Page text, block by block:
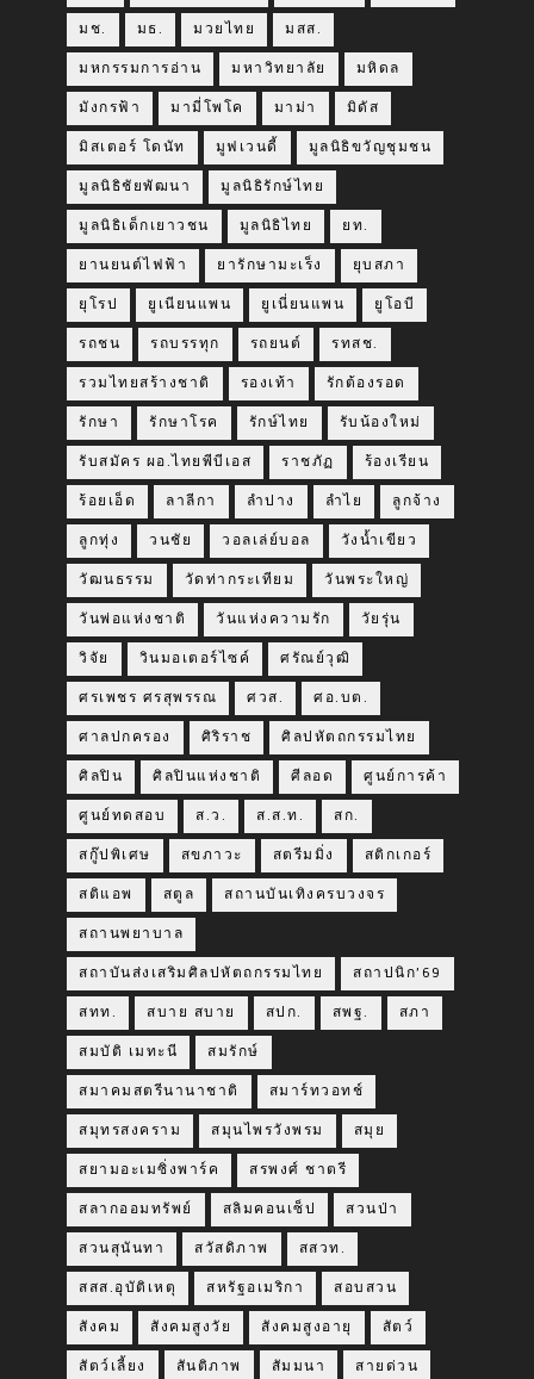
มช. มธ. มวยไทย มสส.
มหกรรมการอ่าน มหาวิทยาลัย มหิดล
มังกรฟ้า มามี่โพโค มาม่า มิดัส
มิสเตอร์ โดนัท มูฟเวนดี้ มูลนิธิขวัญชุมชน
มูลนิธิชัยพัฒนา มูลนิธิรักษ์ไทย
มูลนิธิเด็กเยาวชน มูลนิธิไทย ยท.
ยานยนต์ไฟฟ้า ยารักษามะเร็ง ยุบสภา
ยุโรป ยูเนียนแพน ยูเนี่ยนแพน ยูโอบี
รถชน รถบรรทุก รถยนต์ รทสช.
รวมไทยสร้างชาติ รองเท้า รักต้องรอด
รักษา รักษาโรค รักษ์ไทย รับน้องใหม่
รับสมัคร ผอ.ไทยพีบีเอส ราชภัฏ ร้องเรียน
ร้อยเอ็ด ลาลีกา ลำปาง ลำไย ลูกจ้าง
ลูกทุ่ง วนชัย วอลเล่ย์บอล วังน้ำเขียว
วัฒนธรรม วัดท่ากระเทียม วันพระใหญ่
วันพ่อแห่งชาติ วันแห่งความรัก วัยรุ่น
วิจัย วินมอเตอร์ไซค์ ศรัณย์วุฒิ
ศรเพชร ศรสุพรรณ ศวส. ศอ.บต.
ศาลปกครอง ศิริราช ศิลปหัตถกรรมไทย
ศิลปิน ศิลปินแห่งชาติ ศีลอด ศูนย์การค้า
ศูนย์ทดสอบ ส.ว. ส.ส.ท. สก.
สกู๊ปพิเศษ สขภาวะ สตรีมมิ่ง สติกเกอร์
สติแอพ สตูล สถานบันเทิงครบวงจร
สถานพยาบาล
สถาบันส่งเสริมศิลปหัตถกรรมไทย สถาปนิก’69
สทท. สบาย สบาย สปก. สพฐ. สภา
สมบัติ เมทะนี สมรักษ์
สมาคมสตรีนานาชาติ สมาร์ทวอทช์
สมุทรสงคราม สมุนไพรวังพรม สมุย
สยามอะเมซิ่งพาร์ค สรพงศ์ ชาตรี
สลากออมทรัพย์ สลิมคอนเซ็ป สวนป่า
สวนสุนันทา สวัสดิภาพ สสวท.
สสส.อุบัติเหตุ สหรัฐอเมริกา สอบสวน
สังคม สังคมสูงวัย สังคมสูงอายุ สัตว์
สัตว์เลี้ยง สันติภาพ สัมมนา สายด่วน